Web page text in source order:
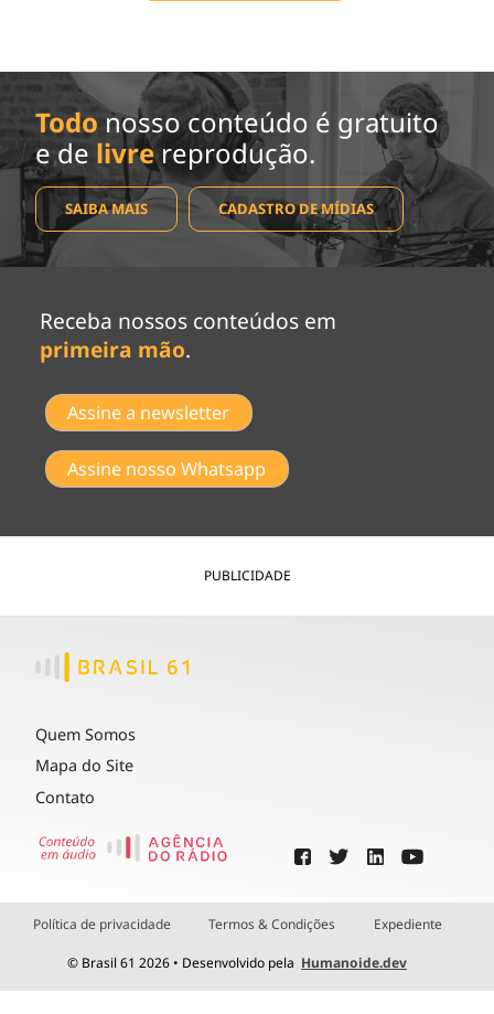
Todo nosso conteúdo é gratuito
e de livrereprodução.
SAIBA MAIS CADASTRO DE MÍDIAS
Receba nossos conteúdos em
primeira mão.
Assine a newsletter
Assine nosso Whatsapp
PUBLICIDADE
Quem Somos
Mapa do Site
Contato
Política de privacidade Termos & Condições Expediente
© Brasil 61 2026 • Desenvolvido pela Humanoide.dev